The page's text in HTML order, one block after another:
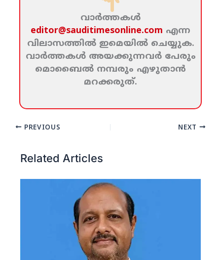
വാര്‍ത്തകള്‍
editor@sauditimesonline.com എന്ന
വിലാസത്തില്‍ ഇമെയില്‍ ചെയ്യുക.
വാര്‍ത്തകള്‍ അയക്കുന്നവര്‍ പേരും
മൊബൈല്‍ നമ്പരും എഴുതാന്‍
മറക്കരുത്‌.
PREVIOUS NEXT
Related Articles